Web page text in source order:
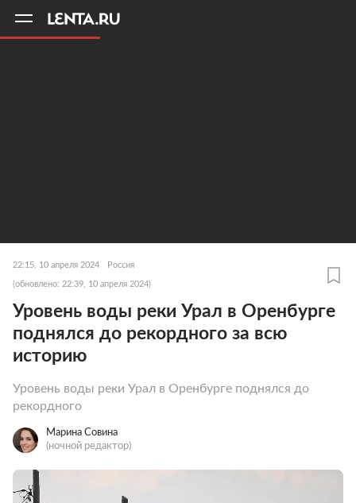
22:15, 10 апреля 2024 Россия
(обновлено: 22:39, 10 апреля 2024)
Уровень воды реки Урал в Оренбурге
поднялся до рекордного за всю
историю
Уровень воды реки Урал в Оренбурге поднялся до
рекордного
Марина Совина
(ночной редактор)